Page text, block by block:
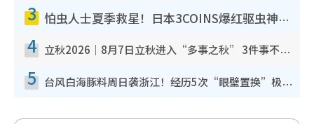
3 怕虫人士夏季救星！日本3COINS爆红驱虫神器$45起 1招“全程免触碰”轻松搞定小强
4 立秋2026｜8月7日立秋进入“多事之秋” 3件事不可做！专家教6招开运 清杂物／钱包纳气接好运
5 台风白海豚料周日袭浙江！经历5次“眼壁置换”极罕见 成登陆内地最长途台风